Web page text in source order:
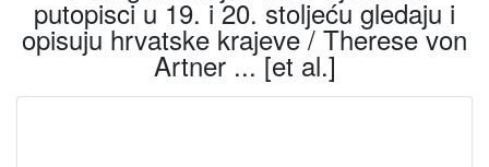
putopisci u 19. i 20. stoljeću gledaju i
opisuju hrvatske krajeve / Therese von
Artner ... [et al.]